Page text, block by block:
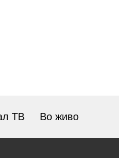
ТВ Во живо